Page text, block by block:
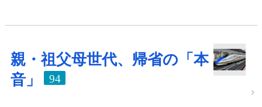
親・祖父母世代、帰省の「本
音」
94